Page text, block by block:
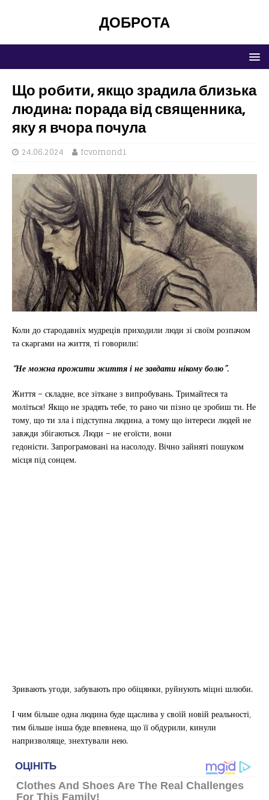
ДОБРОТА
Що робити, якщо зрадила близька
людина: порада від священника,
яку я вчора почула
24.06.2024 fcvomond1
Коли до стародавніх мудреців приходили люди зі своїм розпачом
та скаргами на життя, ті говорили:
“Не можна прожити життя і не завдати нікому болю”.
Життя – складне, все зіткане з випробувань. Тримайтеся та
моліться! Якщо не зрадять тебе, то рано чи пізно це зробиш ти. Не
тому, що ти зла і підступна людина, а тому що інтереси людей не
завжди збігаються. Люди – не егоїсти, вони
гедоністи. Запрограмовані на насолоду. Вічно зайняті пошуком
місця під сонцем.
Зривають угоди, забувають про обіцянки, руйнують міцні шлюби.
І чим більше одна людина буде щаслива у своїй новій реальності,
тим більше інша буде впевнена, що її обдурили, кинули
напризволяще, знехтували нею.